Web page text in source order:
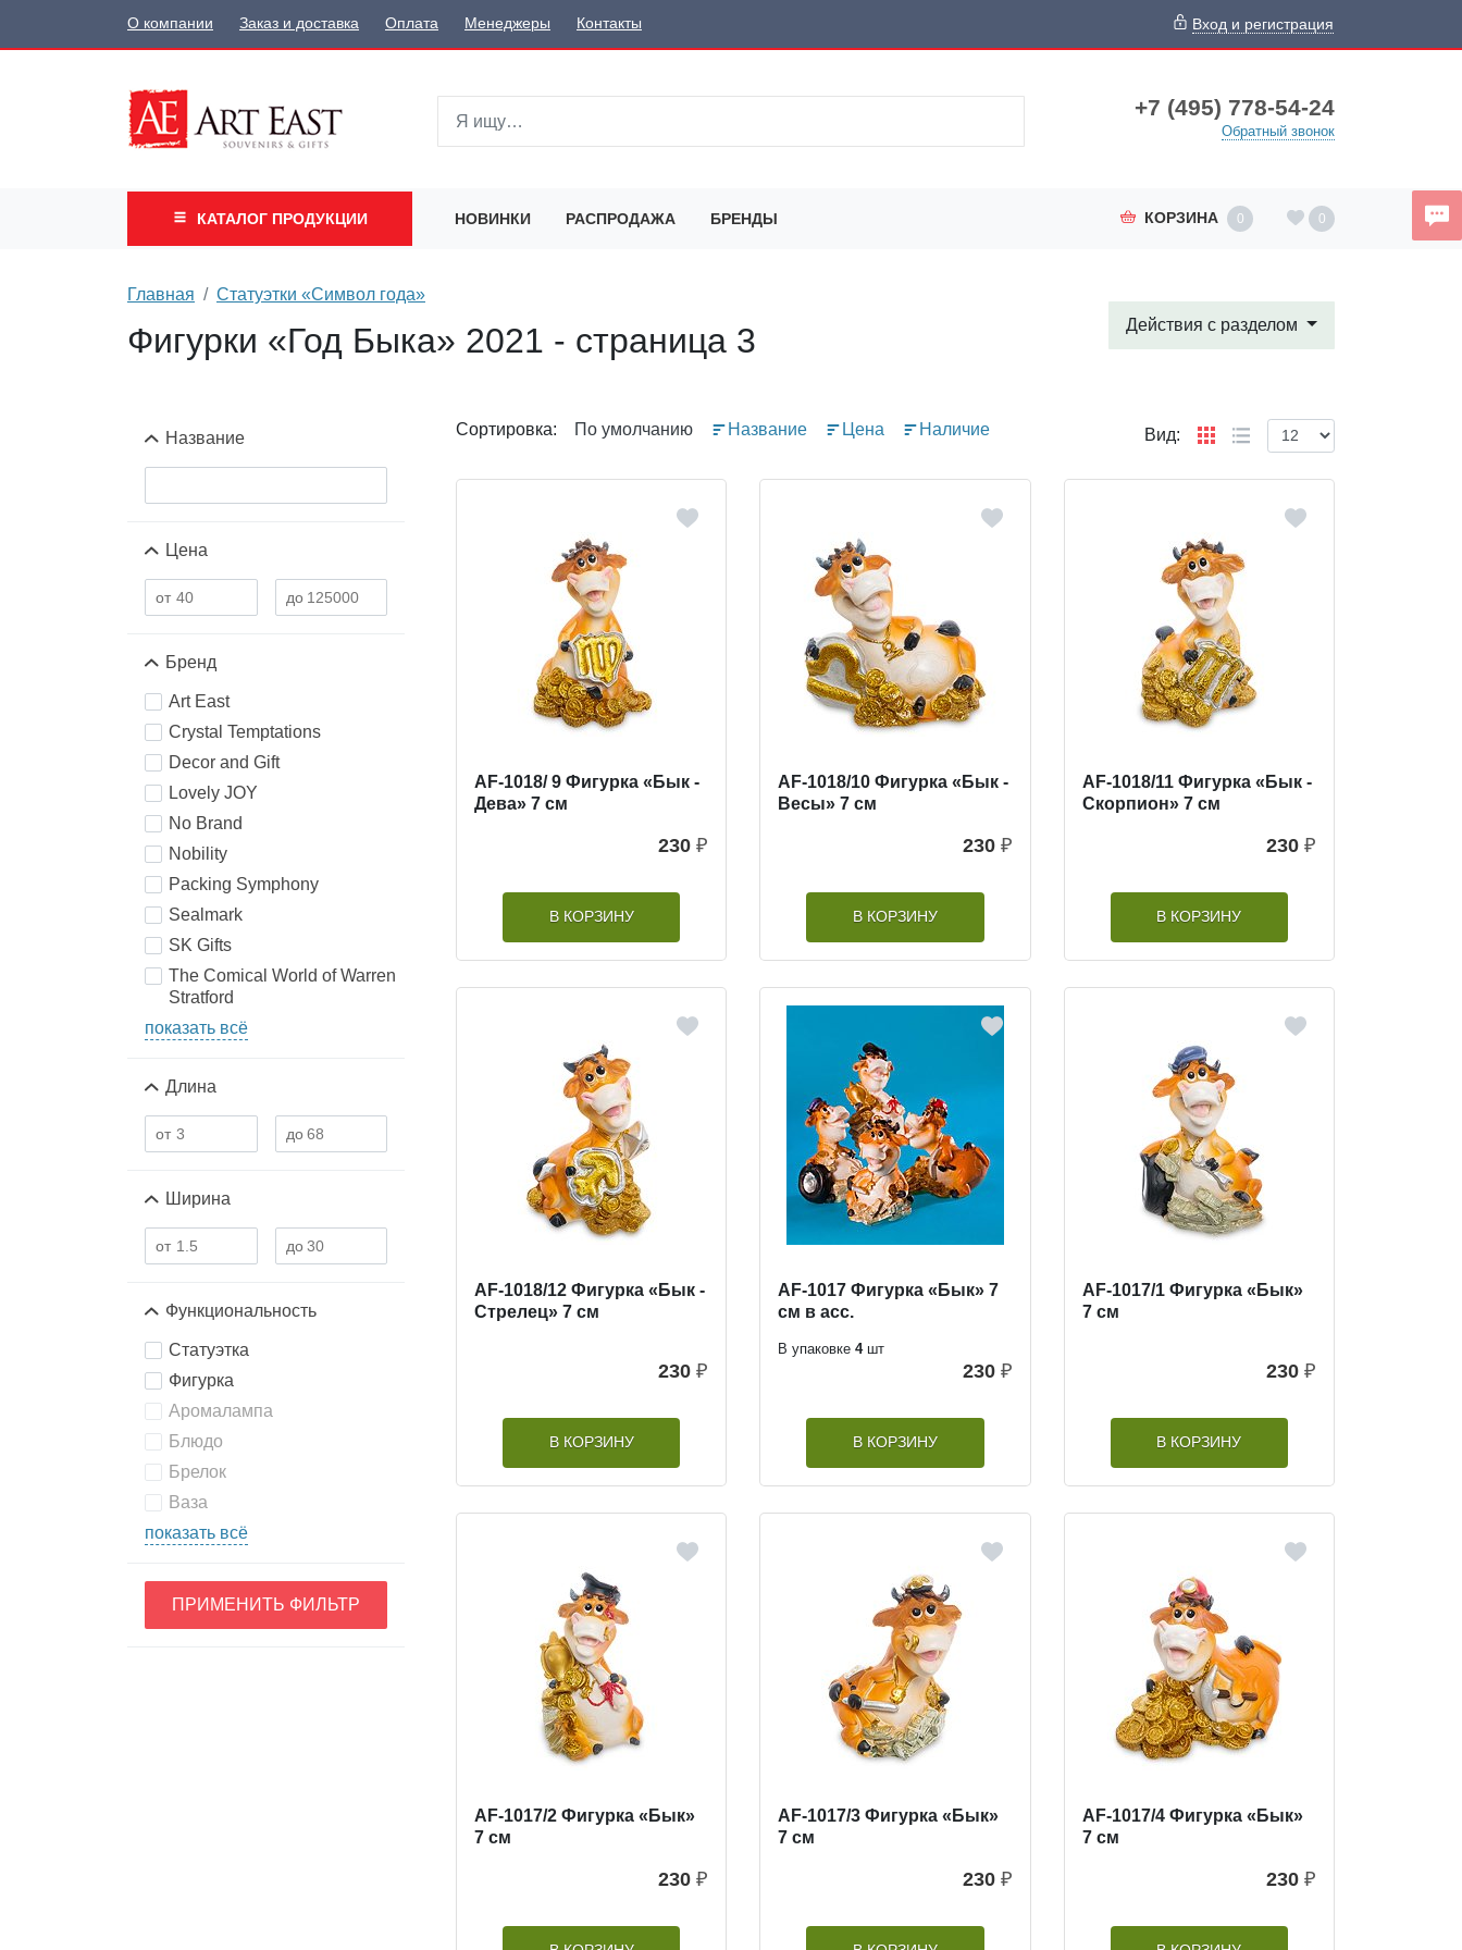
О компании Заказ и доставка Оплата Менеджеры Контакты Вход и регистрация
+7 (495) 778-54-24
Обратный звонок
КАТАЛОГ ПРОДУКЦИИ НОВИНКИ РАСПРОДАЖА БРЕНДЫ КОРЗИНА 0 0
Главная Статуэтки «Символ года»
Фигурки «Год Быка» 2021 - страница 3 Действия с разделом
Название
Цена
Бренд
Art East
Crystal Temptations
Decor and Gift
Lovely JOY
No Brand
Nobility
Packing Symphony
Sealmark
SK Gifts
The Comical World of Warren
Stratford
показать всё
Длина
Ширина
Функциональность
Статуэтка
Фигурка
Аромалампа
Блюдо
Брелок
Ваза
показать всё
ПРИМЕНИТЬ ФИЛЬТР
Сортировка: По умолчанию Название Цена Наличие Вид:
AF-1018/ 9 Фигурка «Бык -
Дева» 7 см
230 ₽
В КОРЗИНУ
AF-1018/10 Фигурка «Бык -
Весы» 7 см
230 ₽
В КОРЗИНУ
AF-1018/11 Фигурка «Бык -
Скорпион» 7 см
230 ₽
В КОРЗИНУ
AF-1018/12 Фигурка «Бык -
Стрелец» 7 см
230 ₽
В КОРЗИНУ
AF-1017 Фигурка «Бык» 7
см в асс.
В упаковке4шт
230 ₽
В КОРЗИНУ
AF-1017/1 Фигурка «Бык»
7 см
230 ₽
В КОРЗИНУ
AF-1017/2 Фигурка «Бык»
7 см
230 ₽
AF-1017/3 Фигурка «Бык»
7 см
230 ₽
AF-1017/4 Фигурка «Бык»
7 см
230 ₽